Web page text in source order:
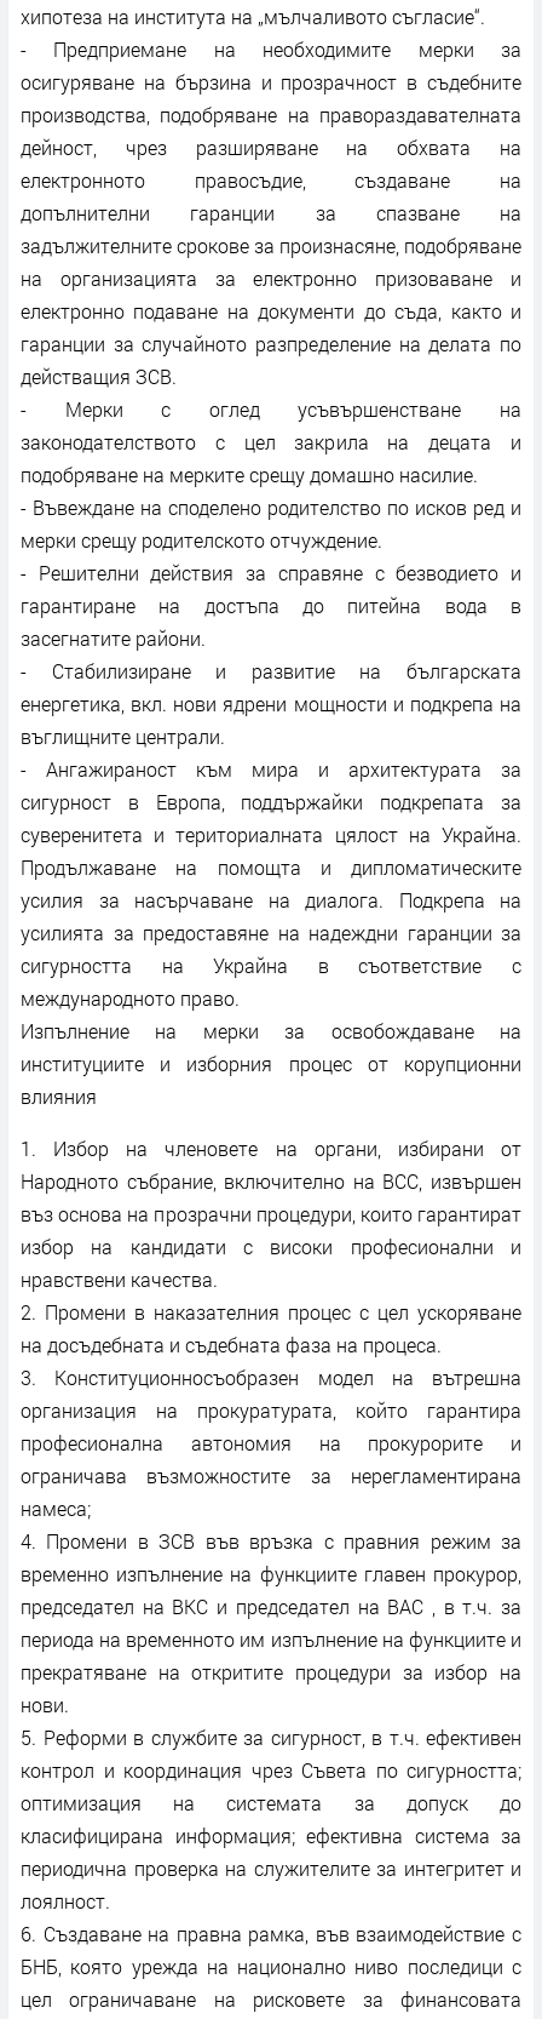
хипотеза на института на „мълчаливото съгласие“.
- Предприемане на необходимите мерки за
осигуряване на бързина и прозрачност в съдебните
производства, подобряване на правораздавателната
дейност, чрез разширяване на обхвата на
електронното правосъдие, създаване на
допълнителни гаранции за спазване на
задължителните срокове за произнасяне, подобряване
на организацията за електронно призоваване и
електронно подаване на документи до съда, както и
гаранции за случайното разпределение на делата по
действащия ЗСВ.
- Мерки с оглед усъвършенстване на
законодателството с цел закрила на децата и
подобряване на мерките срещу домашно насилие.
- Въвеждане на споделено родителство по исков ред и
мерки срещу родителското отчуждение.
- Решителни действия за справяне с безводието и
гарантиране на достъпа до питейна вода в
засегнатите райони.
- Стабилизиране и развитие на българската
енергетика, вкл. нови ядрени мощности и подкрепа на
въглищните централи.
- Ангажираност към мира и архитектурата за
сигурност в Европа, поддържайки подкрепата за
суверенитета и териториалната цялост на Украйна.
Продължаване на помощта и дипломатическите
усилия за насърчаване на диалога. Подкрепа на
усилията за предоставяне на надеждни гаранции за
сигурността на Украйна в съответствие с
международното право.
Изпълнение на мерки за освобождаване на
институциите и изборния процес от корупционни
влияния
1. Избор на членовете на органи, избирани от
Народното събрание, включително на ВСС, извършен
въз основа на прозрачни процедури, които гарантират
избор на кандидати с високи професионални и
нравствени качества.
2. Промени в наказателния процес с цел ускоряване
на досъдебната и съдебната фаза на процеса.
3. Конституционносъобразен модел на вътрешна
организация на прокуратурата, който гарантира
професионална автономия на прокурорите и
ограничава възможностите за нерегламентирана
намеса;
4. Промени в ЗСВ във връзка с правния режим за
временно изпълнение на функциите главен прокурор,
председател на ВКС и председател на ВАС , в т.ч. за
периода на временното им изпълнение на функциите и
прекратяване на откритите процедури за избор на
нови.
5. Реформи в службите за сигурност, в т.ч. ефективен
контрол и координация чрез Съвета по сигурността;
оптимизация на системата за допуск до
класифицирана информация; ефективна система за
периодична проверка на служителите за интегритет и
лоялност.
6. Създаване на правна рамка, във взаимодействие с
БНБ, която урежда на национално ниво последици с
цел ограничаване на рисковете за финансовата